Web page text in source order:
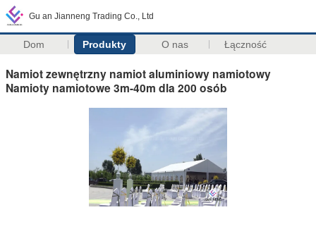
Gu an Jianneng Trading Co., Ltd
Dom Produkty O nas Łączność
Namiot zewnętrzny namiot aluminiowy namiotowy
Namioty namiotowe 3m-40m dla 200 osób